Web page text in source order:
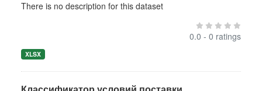
There is no description for this dataset
0.0 - 0 ratings
XLSX